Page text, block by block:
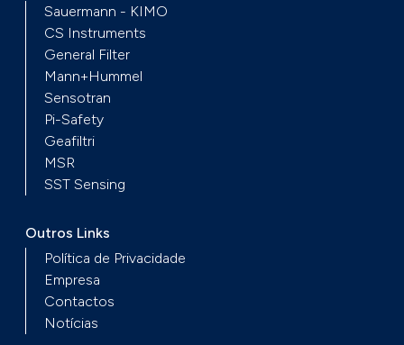
Sauermann - KIMO
CS Instruments
General Filter
Mann+Hummel
Sensotran
Pi-Safety
Geafiltri
MSR
SST Sensing
Outros Links
Política de Privacidade
Empresa
Contactos
Notícias